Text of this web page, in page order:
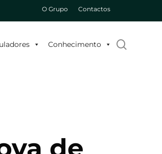
O Grupo Contactos
Conhecimento